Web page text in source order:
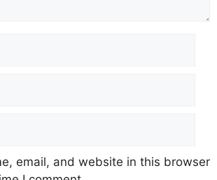
email, and website in this browser